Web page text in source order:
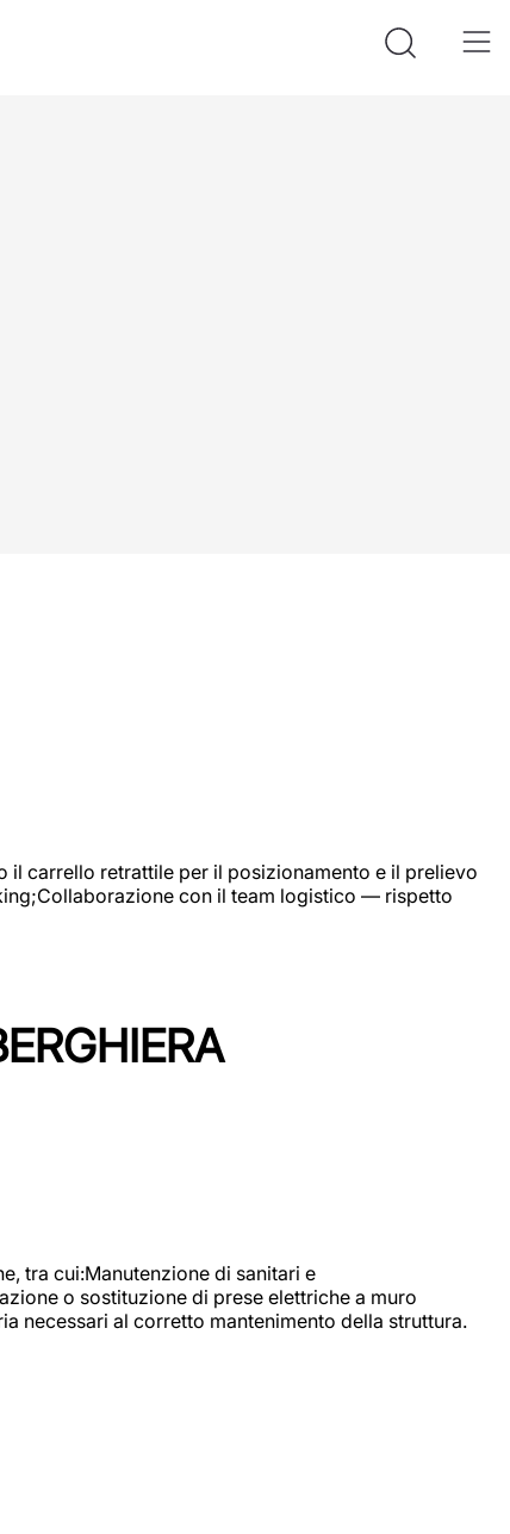
carrello retrattile per il posizionamento e il prelievo
con il team logistico — rispetto
tra cui:Manutenzione di sanitari e
o sostituzione di prese elettriche a muro
necessari al corretto mantenimento della struttura.